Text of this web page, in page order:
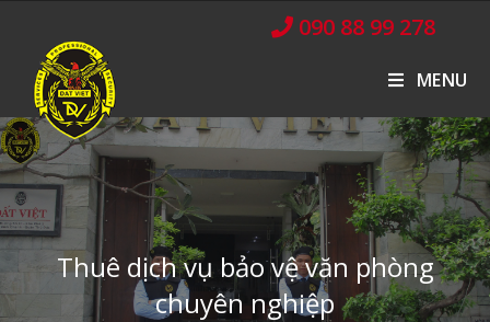
090 88 99 278
MENU
Thuê dịch vụ bảo vệ văn phòng
chuyên nghiệp